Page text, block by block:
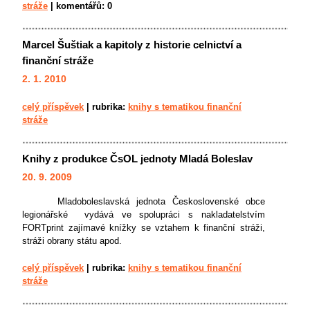
stráže komentářů: 0
Marcel Šuštiak a kapitoly z historie celnictví a
finanční stráže
2. 1. 2010
celý příspěvek rubrika: knihy s tematikou finanční
stráže
Knihy z produkce ČsOL jednoty Mladá Boleslav
20. 9. 2009
Mladoboleslavská jednota Československé obce
legionářské vydává ve spolupráci s nakladatelstvím
FORTprint zajímavé knížky se vztahem k finanční stráži,
stráži obrany státu apod.
celý příspěvek rubrika: knihy s tematikou finanční
stráže